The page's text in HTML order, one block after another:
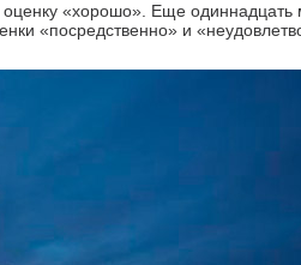
оценку «хорошо». Еще
«посредственно» и